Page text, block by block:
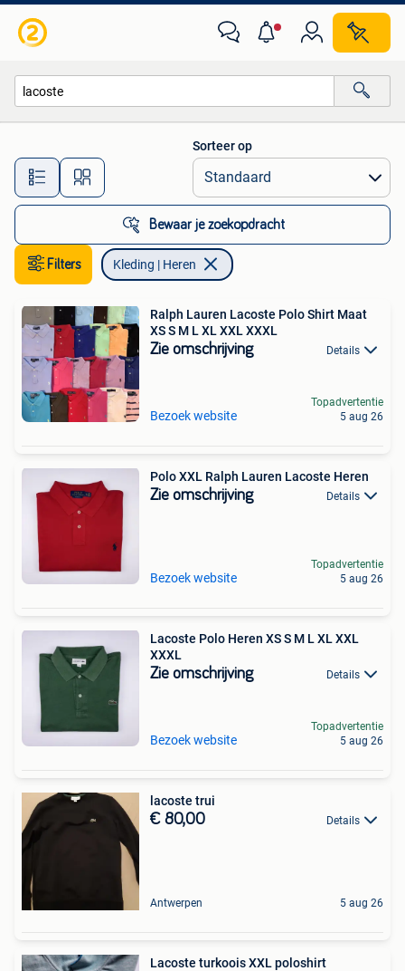
Alle afstanden…
Sorteer op
Bewaar je zoekopdracht
Filters Kleding | Heren
Ralph Lauren Lacoste Polo Shirt Maat
XS S M L XL XXL XXXL
Zie omschrijving Details
Bezoek website
Topadvertentie
5 aug 26
Polo XXL Ralph Lauren Lacoste Heren
Zie omschrijving Details
Bezoek website
Topadvertentie
5 aug 26
Lacoste Polo Heren XS S M L XL XXL
XXXL
Zie omschrijving Details
Bezoek website
Topadvertentie
5 aug 26
lacoste trui
€ 80,00 Details
Antwerpen 5 aug 26
Lacoste turkoois XXL poloshirt